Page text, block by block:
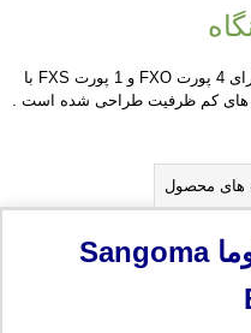
کارت تلفنی سنگوما Sangoma B600 دارای 4 پورت FXO و 1 پورت FXS با
محصول
Sangoma